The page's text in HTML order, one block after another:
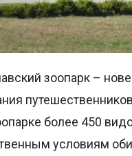
зоопарк –
более 450
условиям